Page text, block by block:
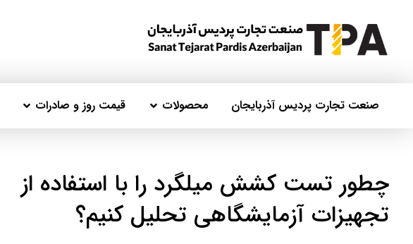
صنعت تجارت پردیس آذربایجان محصولات قیمت روز و صادرات
چطور تست کشش میلگرد را با استفاده از
تجهیزات آزمایشگاهی تحلیل کنیم؟